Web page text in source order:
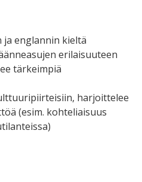
ja englannin kieltä
erilaisuuteen
tärkeimpiä
harjoittelee
(esim. kohteliaisuus